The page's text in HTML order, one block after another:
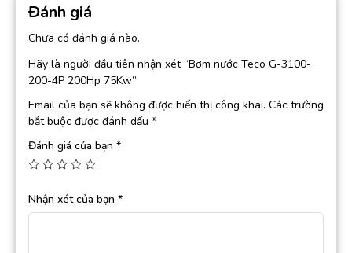
Đánh giá
Chưa có đánh giá nào.
Hãy là người đầu tiên nhận xét “Bơm nước Teco G-3100-
200-4P 200Hp 75Kw”
Email của bạn sẽ không được hiển thị công khai. Các trường
bắt buộc được đánh dấu *
Đánh giá của bạn *
Nhận xét của bạn *